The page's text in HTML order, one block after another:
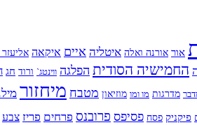
אור אורנה ואלה איטליה איים איקאה
החמישיה הסודית הפלגה ווינטג` ורוד חג
מדרגות מו ומו מוזיאון מטבח מיחזור
פיקניק פסח פסיפס פרובנס פרחים פריז צבע